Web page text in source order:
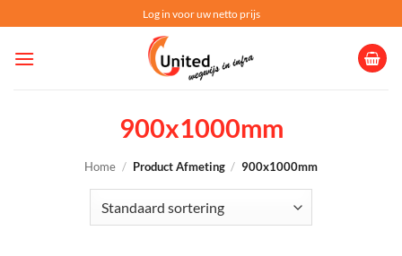
naar
inhoud
Log in voor uw netto prijs
900x1000mm
Home / Product Afmeting / 900x1000mm